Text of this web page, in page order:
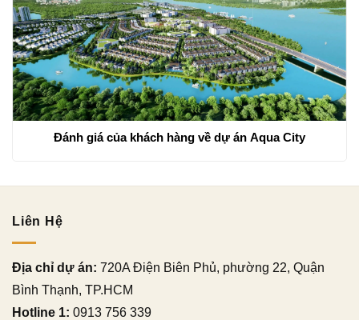
Đánh giá của khách hàng về dự án Aqua City
Liên Hệ
Địa chỉ dự án: 720A Điện Biên Phủ, phường 22, Quận
Bình Thạnh, TP.HCM
Hotline 1: 0913 756 339